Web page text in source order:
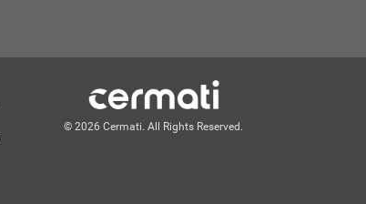
© 2026 Cermati. All Rights Reserved.